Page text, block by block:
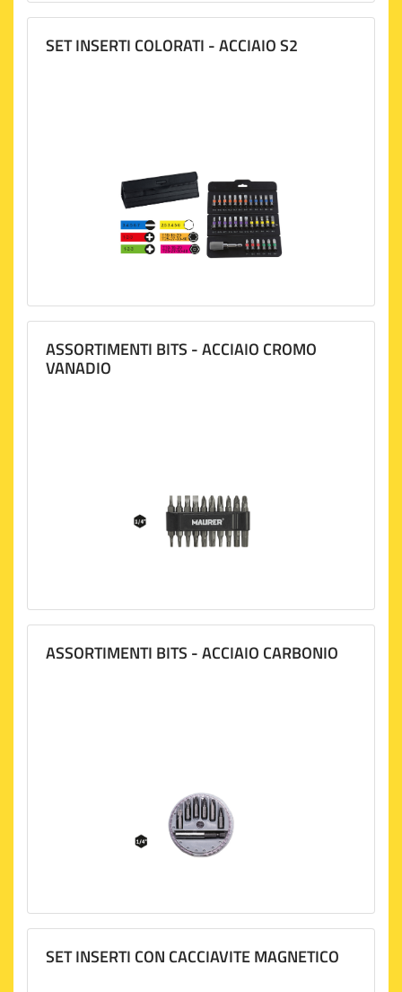
SET INSERTI COLORATI - ACCIAIO S2
ASSORTIMENTI BITS - ACCIAIO CROMO
VANADIO
ASSORTIMENTI BITS - ACCIAIO CARBONIO
SET INSERTI CON CACCIAVITE MAGNETICO